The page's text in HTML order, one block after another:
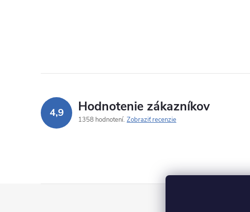
4,9 Hodnotenie zákazníkov
1358 hodnotení Zobraziť recenzie